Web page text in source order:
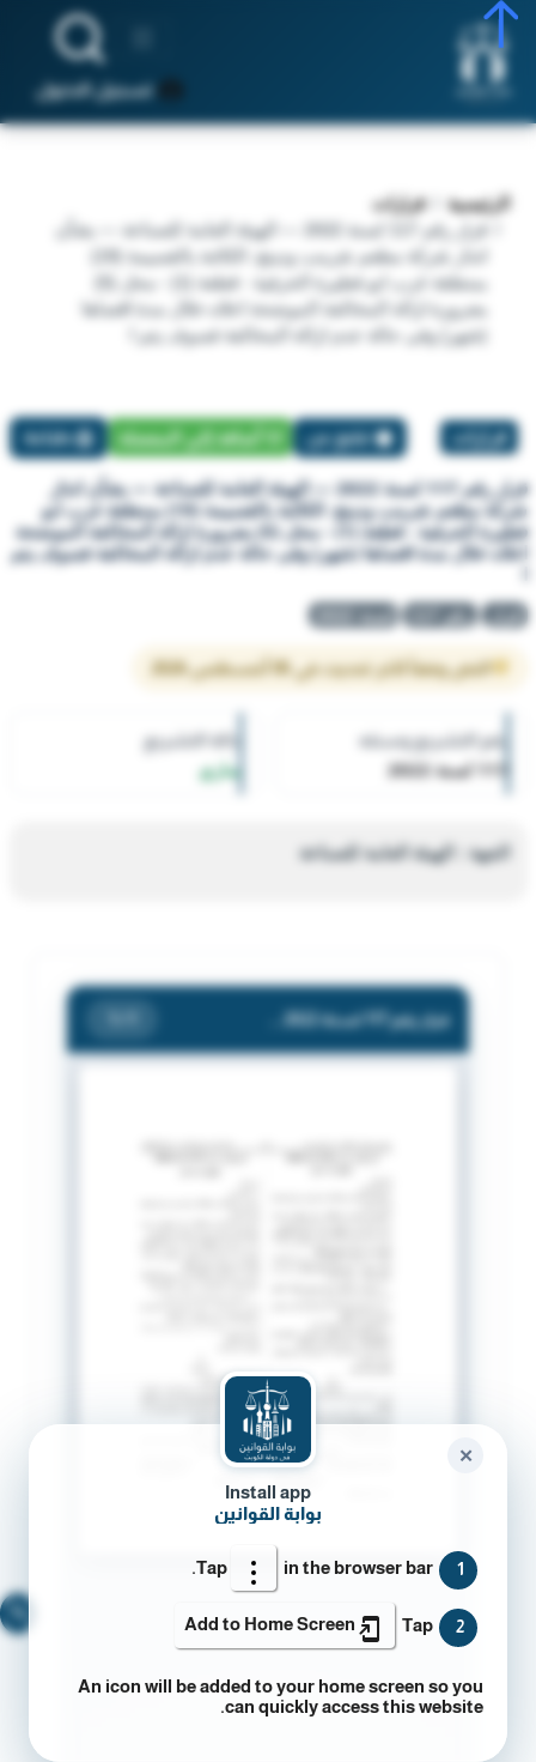
تسجيل الدخول
الرئيسية
قرارات
قرار رقم 117 لسنة 2022 — الهيئة العامة للصناعة — بشأن
بضرورة ازالة المخالفة الموضحة اعلاه خلال مدة اقصاها
(شهر) وفى حالة عدم ازالة المخالفة فسوف يتم ا
قرارات تبليغ عن أضافة إلي المفضلة طباعة
قرار رقم 117 لسنة 2022 — الهيئة العامة للصناعة — بشأن انذار
شركة مطعم شرمب ودينج. الكائنة بالقسيمة (19) بمنطقة غرب ابو
فطيرة الحرفية - قطعة (1) - محل (5) بضرورة ازالة المخالفة الموضحة
اعلاه خلال مدة اقصاها (شهر) وفى حالة عدم ازالة المخالفة فسوف يتم
قرار رقم 117 لسنة 2022
النص وفقاً لآخر تحديث في 05 أغسطس 2026
رقم التشريع وسنته
117 لسنة 2022
حالة التشريع
ساري
الجهة : الهيئة العامة للصناعة
Install app
بوابة القوانين
1
Tap in the browser bar.
2
Tap
Add to Home Screen
An icon will be added to your home screen so you
can quickly access this website.
✕